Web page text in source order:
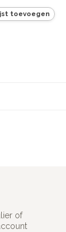
toevoegen
of